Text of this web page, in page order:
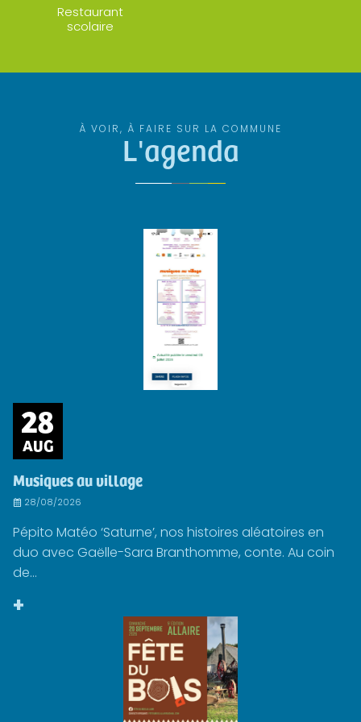
Restaurant
scolaire
À VOIR, À FAIRE SUR LA COMMUNE
L'agenda
28
AUG
Musiques au village
28/08/2026
Pépito Matéo ‘Saturne’, nos histoires aléatoires en
duo avec Gaëlle-Sara Branthomme, conte. Au coin
de...
+